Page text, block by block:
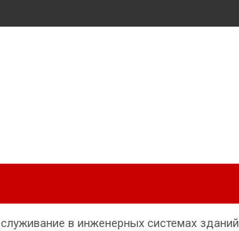
в инженерных системах зданий